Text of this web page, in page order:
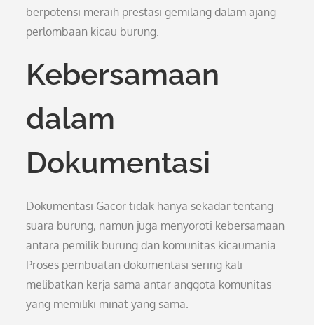
berpotensi meraih prestasi gemilang dalam ajang
perlombaan kicau burung.
Kebersamaan
dalam
Dokumentasi
Dokumentasi Gacor tidak hanya sekadar tentang
suara burung, namun juga menyoroti kebersamaan
antara pemilik burung dan komunitas kicaumania.
Proses pembuatan dokumentasi sering kali
melibatkan kerja sama antar anggota komunitas
yang memiliki minat yang sama.